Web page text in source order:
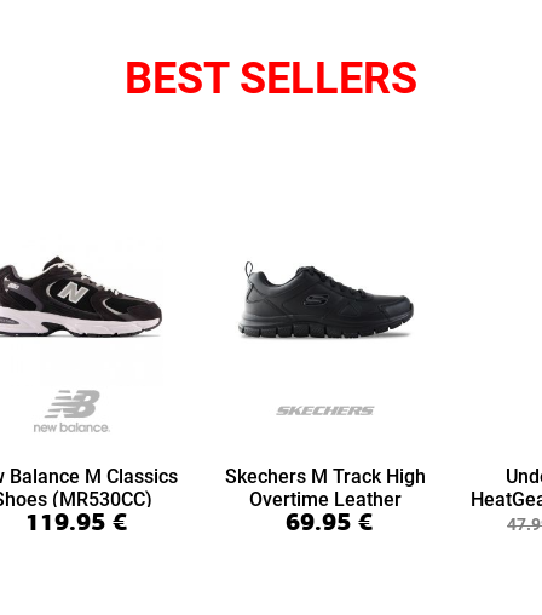
BEST SELLERS
Balance M Classics
(MR530CC)
119.95 €
Skechers M Track High
Overtime Leather
(999894-BBK)
69.95 €
7/8